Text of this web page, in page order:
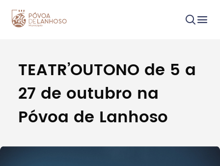
Procurar
Tipo de conteúdo
TEATR’OUTONO de 5 a
27 de outubro na
Póvoa de Lanhoso